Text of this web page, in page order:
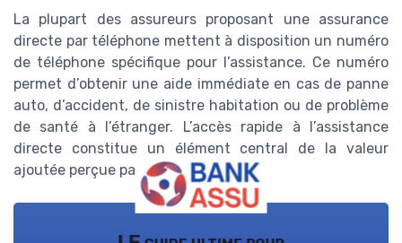
La plupart des assureurs proposant une assurance
directe par téléphone mettent à disposition un numéro
de téléphone spécifique pour l’assistance. Ce numéro
permet d’obtenir une aide immédiate en cas de panne
auto, d’accident, de sinistre habitation ou de problème
de santé à l’étranger. L’accès rapide à l’assistance
directe constitue un élément central de la valeur
ajoutée perçue par les clients.